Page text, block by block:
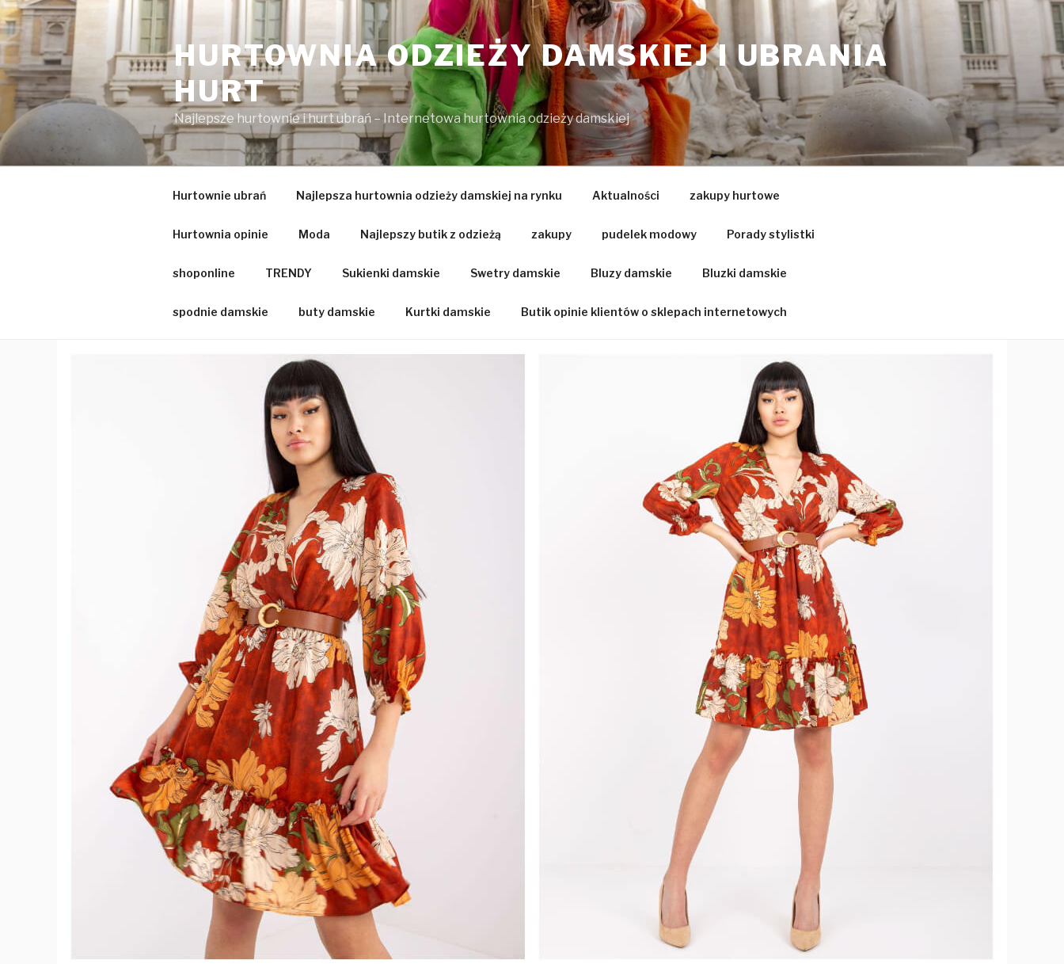
Przejdź
do
treści
HURTOWNIA ODZIEŻY DAMSKIEJ I UBRANIA
HURT
Najlepsze hurtownie i hurt ubrań – Internetowa hurtownia odzieży damskiej
Hurtownie ubrań Najlepsza hurtownia odzieży damskiej na rynku Aktualności zakupy hurtowe
Hurtownia opinie Moda Najlepszy butik z odzieżą zakupy pudelek modowy Porady stylistki
shoponline TRENDY Sukienki damskie Swetry damskie Bluzy damskie Bluzki damskie
spodnie damskie buty damskie Kurtki damskie Butik opinie klientów o sklepach internetowych